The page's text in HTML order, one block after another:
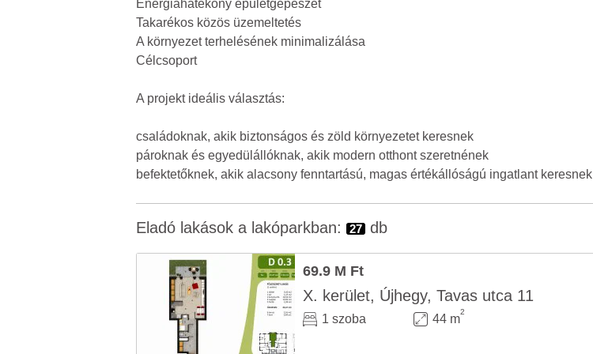
Energiahatékony épületgépészet
Takarékos közös üzemeltetés
A környezet terhelésének minimalizálása
Célcsoport
A projekt ideális választás:
családoknak, akik biztonságos és zöld környezetet keresnek
pároknak és egyedülállóknak, akik modern otthont szeretnének
befektetőknek, akik alacsony fenntartású, magas értékállóságú ingatlant keresnek
Eladó lakások a lakóparkban: 27 db
69.9 M Ft
X. kerület, Újhegy, Tavas utca 11
1 szoba 44 m
2